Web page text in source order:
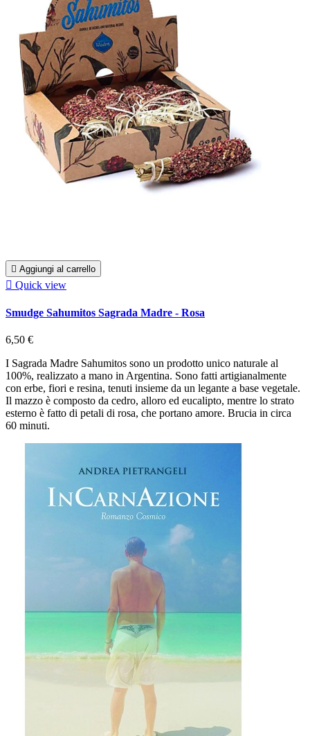
 Aggiungi al carrello
 Quick view
Smudge Sahumitos Sagrada Madre - Rosa
6,50 €
I Sagrada Madre Sahumitos sono un prodotto unico naturale al
100%, realizzato a mano in Argentina. Sono fatti artigianalmente
con erbe, fiori e resina, tenuti insieme da un legante a base vegetale.
Il mazzo è composto da cedro, alloro ed eucalipto, mentre lo strato
esterno è fatto di petali di rosa, che portano amore. Brucia in circa
60 minuti.